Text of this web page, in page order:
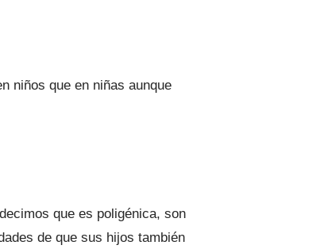
niños que en niñas aunque
que es poligénica, son
de que sus hijos también